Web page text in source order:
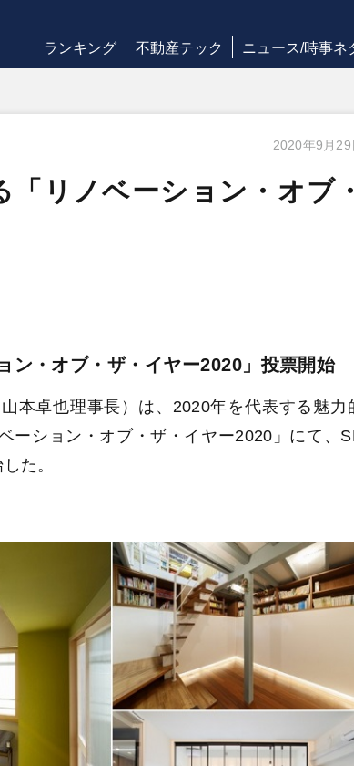
ランキング 不動産テック ニュース/時事ネ
2020年9月29
「リノベーション・オブ
ン・オブ・ザ・イヤー2020」投票開始
本卓也理事長）は、2020年を代表する魅力
ーション・オブ・ザ・イヤー2020」にて、
た。